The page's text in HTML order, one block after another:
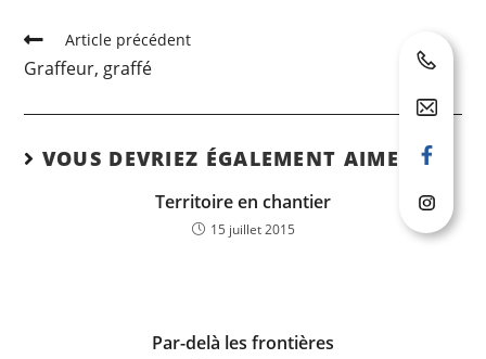
Article précédent
Graffeur, graffé
VOUS DEVRIEZ ÉGALEMENT AIMER
Territoire en chantier
15 juillet 2015
Par-delà les frontières